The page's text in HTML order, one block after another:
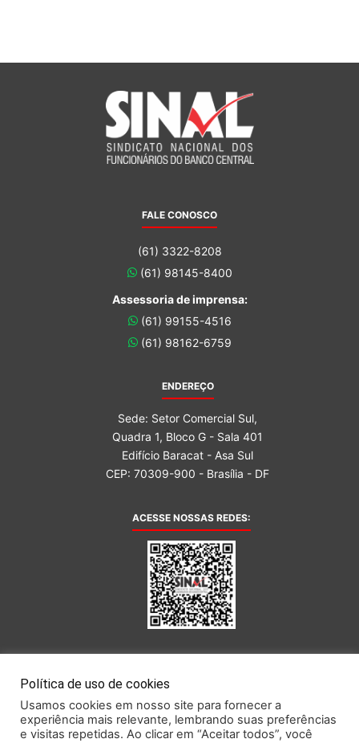
FALE CONOSCO
(61) 3322-8208
(61) 98145-8400
Assessoria de imprensa:
(61) 99155-4516
(61) 98162-6759
ENDEREÇO
Sede: Setor Comercial Sul,
Quadra 1, Bloco G - Sala 401
Edifício Baracat - Asa Sul
CEP: 70309-900 - Brasília - DF
ACESSE NOSSAS REDES:
Política de uso de cookies
Usamos cookies em nosso site para fornecer a
experiência mais relevante, lembrando suas preferências
e visitas repetidas. Ao clicar em “Aceitar todos”, você